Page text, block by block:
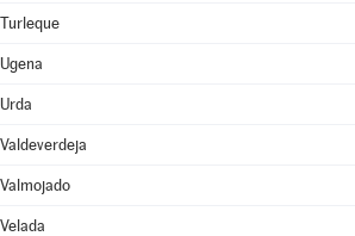
Turleque
Ugena
Urda
Valdeverdeja
Valmojado
Velada